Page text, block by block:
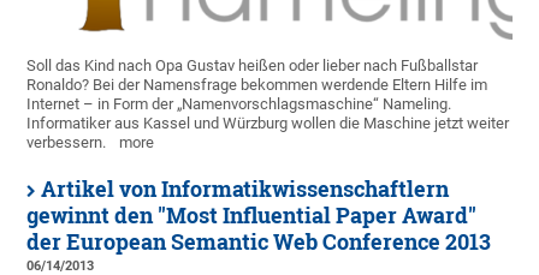
Soll das Kind nach Opa Gustav heißen oder lieber nach Fußballstar
Ronaldo? Bei der Namensfrage bekommen werdende Eltern Hilfe im
Internet – in Form der „Namenvorschlagsmaschine“ Nameling.
Informatiker aus Kassel und Würzburg wollen die Maschine jetzt weiter
verbessern.
more
Artikel von Informatikwissenschaftlern
gewinnt den "Most Influential Paper Award"
der European Semantic Web Conference 2013
06/14/2013